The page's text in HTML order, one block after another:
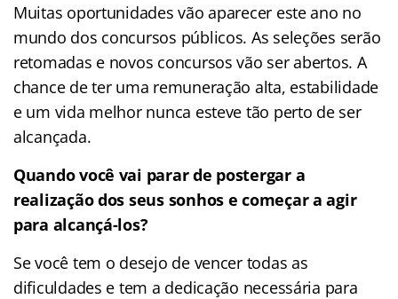
Muitas oportunidades vão aparecer este ano no
mundo dos concursos públicos. As seleções serão
retomadas e novos concursos vão ser abertos. A
chance de ter uma remuneração alta, estabilidade
e um vida melhor nunca esteve tão perto de ser
alcançada.
Quando você vai parar de postergar a
realização dos seus sonhos e começar a agir
para alcançá-los?
Se você tem o desejo de vencer todas as
dificuldades e tem a dedicação necessária para